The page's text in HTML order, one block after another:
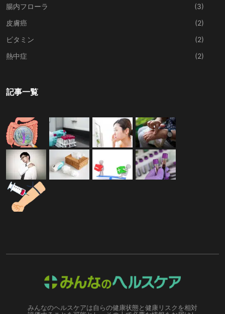
腸内フローラ
(3)
皮膚癌
(2)
ビタミン
(2)
熱中症
(2)
記事一覧
みんなのヘルスケアは自らの健康状態と健康リスクを相対